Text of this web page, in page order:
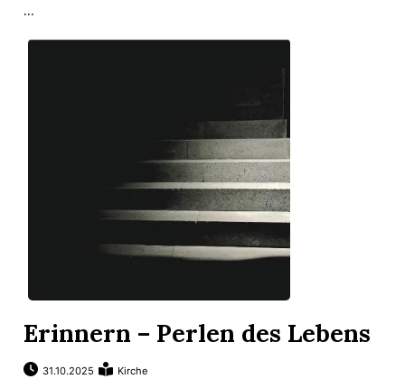
...
Erinnern – Perlen des Lebens
31.10.2025 Kirche